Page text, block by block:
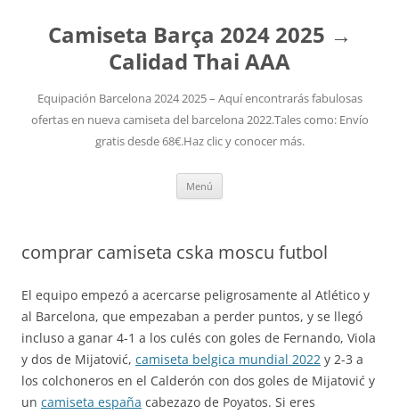
Camiseta Barça 2024 2025 →
Calidad Thai AAA
Equipación Barcelona 2024 2025 – Aquí encontrarás fabulosas
ofertas en nueva camiseta del barcelona 2022.Tales como: Envío
gratis desde 68€.Haz clic y conocer más.
Menú
comprar camiseta cska moscu futbol
El equipo empezó a acercarse peligrosamente al Atlético y
al Barcelona, que empezaban a perder puntos, y se llegó
incluso a ganar 4-1 a los culés con goles de Fernando, Viola
y dos de Mijatović, camiseta belgica mundial 2022 y 2-3 a
los colchoneros en el Calderón con dos goles de Mijatović y
un camiseta españa cabezazo de Poyatos. Si eres